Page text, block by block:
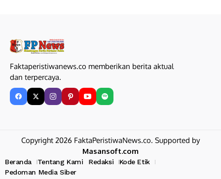
Faktaperistiwanews.co memberikan berita aktual
dan terpercaya.
Copyright 2026 FaktaPeristiwaNews.co. Supported by
Masansoft.com
Beranda Tentang Kami Redaksi
Kode Etik
Pedoman Media Siber